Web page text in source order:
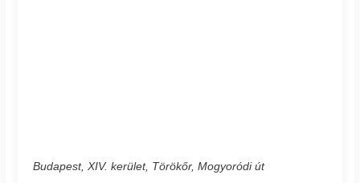
Budapest, XIV. kerület, Törökőr, Mogyoródi út